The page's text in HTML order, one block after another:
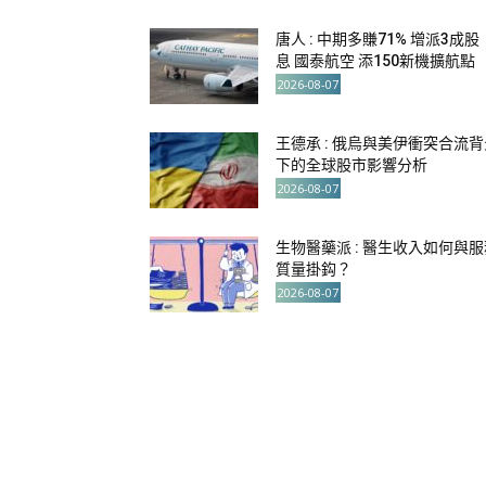
唐人 : 中期多賺71% 增派3成股
息 國泰航空 添150新機擴航點
2026-08-07
王德承 : 俄烏與美伊衝突合流
下的全球股市影響分析
2026-08-07
生物醫藥派 : 醫生收入如何與
質量掛鈎？
2026-08-07